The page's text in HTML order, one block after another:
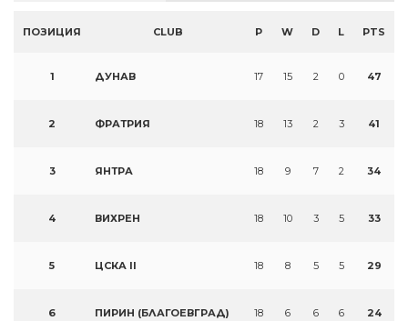
ПОЗИЦИЯ CLUB P W D L PTS
1 ДУНАВ 17 15 2 0 47
2 ФРАТРИЯ 18 13 2 3 41
3 ЯНТРА 18 9 7 2 34
4 ВИХРЕН 18 10 3 5 33
5 ЦСКА II 18 8 5 5 29
6 ПИРИН (БЛАГОЕВГРАД) 18 6 6 6 24